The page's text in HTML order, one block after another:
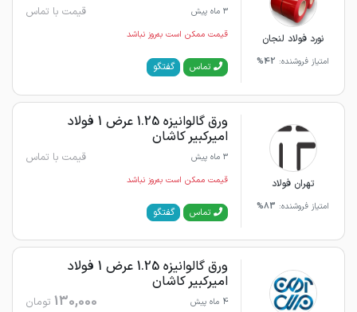
نورد فولاد لنجان
امتیاز فروشنده: 42%
3 ماه پیش قیمت با تماس
قیمت ممکن است به‌روز نباشد
تماس گفتگو
تهران فولاد
امتیاز فروشنده: 83%
ورق گالوانیزه 1.25 عرض 1 فولاد
امیرکبیر کاشان
3 ماه پیش قیمت با تماس
قیمت ممکن است به‌روز نباشد
تماس گفتگو
ورق گالوانیزه 1.25 عرض 1 فولاد
امیرکبیر کاشان
4 ماه پیش 130,000 تومان